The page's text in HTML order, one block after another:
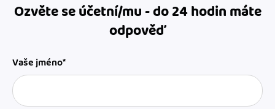
Ozvěte se účetní/mu - do 24 hodin máte
odpověď
Vaše jméno*